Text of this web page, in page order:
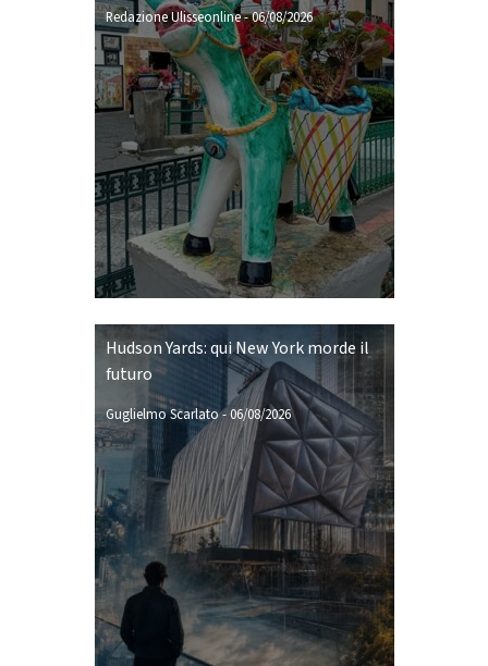
Redazione Ulisseonline-06/08/2026
Hudson Yards: qui New York morde il
futuro
Guglielmo Scarlato-06/08/2026